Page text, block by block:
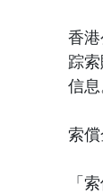
香
踪
信
索
「